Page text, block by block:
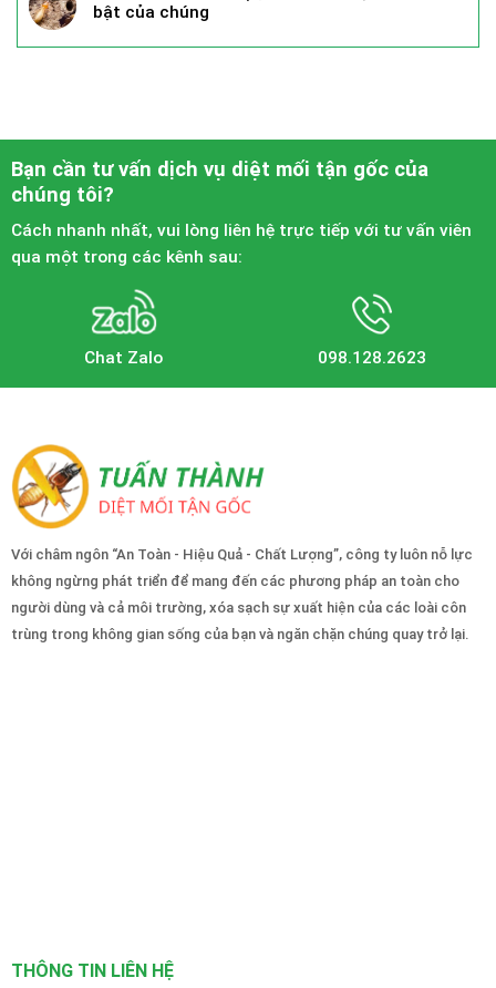
bật của chúng
Bạn cần tư vấn dịch vụ diệt mối tận gốc của
chúng tôi?
Cách nhanh nhất, vui lòng liên hệ trực tiếp với tư vấn viên
qua một trong các kênh sau:
Chat Zalo 098.128.2623
Với châm ngôn “An Toàn - Hiệu Quả - Chất Lượng”, công ty luôn nỗ lực
không ngừng phát triển để mang đến các phương pháp an toàn cho
người dùng và cả môi trường, xóa sạch sự xuất hiện của các loài côn
trùng trong không gian sống của bạn và ngăn chặn chúng quay trở lại.
THÔNG TIN LIÊN HỆ